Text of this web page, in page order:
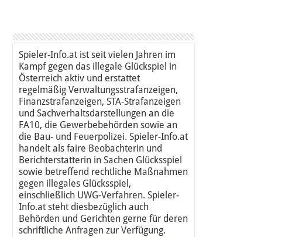
Spieler-Info.at ist seit vielen Jahren im
Kampf gegen das illegale Glückspiel in
Österreich aktiv und erstattet
regelmäßig Verwaltungsstrafanzeigen,
Finanzstrafanzeigen, STA-Strafanzeigen
und Sachverhaltsdarstellungen an die
FA10, die Gewerbebehörden sowie an
die Bau- und Feuerpolizei. Spieler-Info.at
handelt als faire Beobachterin und
Berichterstatterin in Sachen Glücksspiel
sowie betreffend rechtliche Maßnahmen
gegen illegales Glücksspiel,
einschließlich UWG-Verfahren. Spieler-
Info.at steht diesbezüglich auch
Behörden und Gerichten gerne für deren
schriftliche Anfragen zur Verfügung.